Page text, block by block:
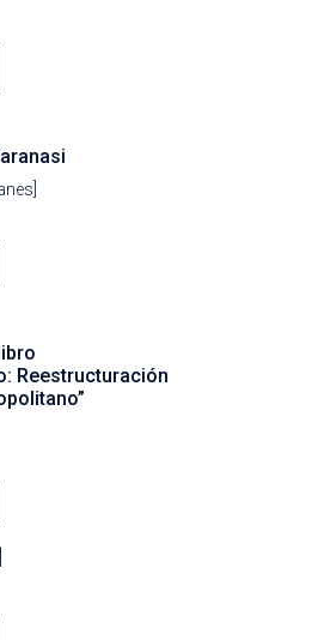
Reestructuración